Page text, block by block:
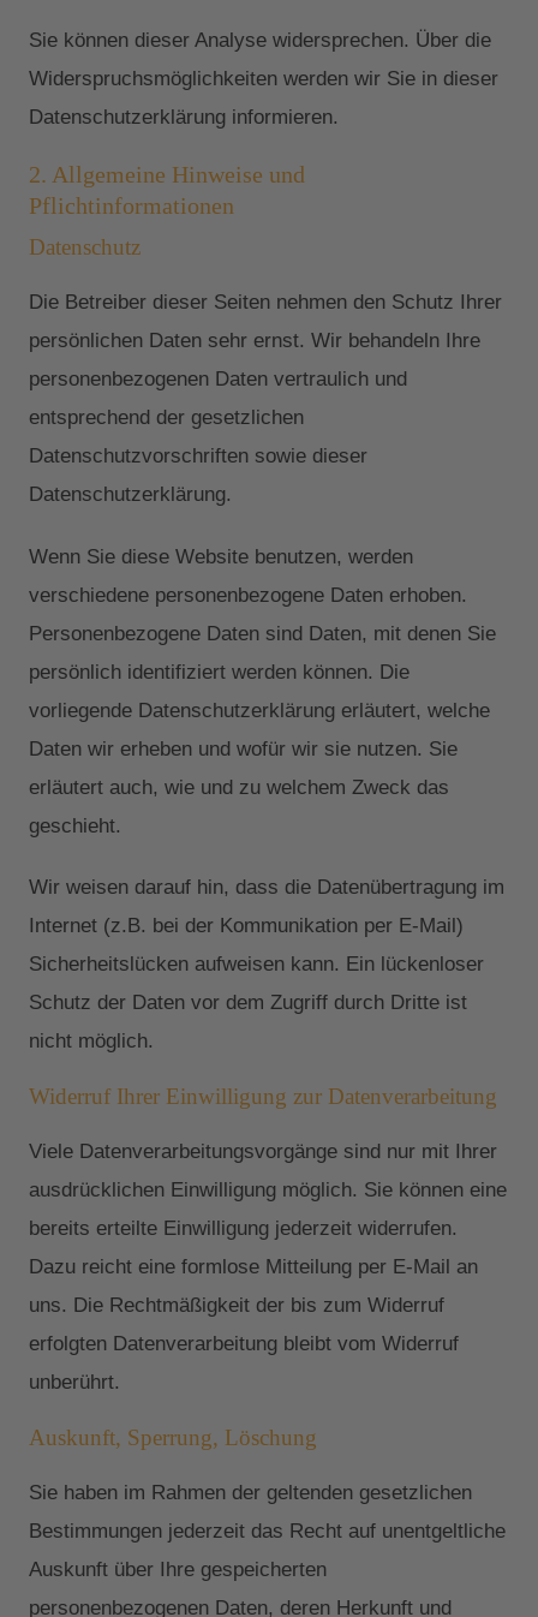
Sie können dieser Analyse widersprechen. Über die
Widerspruchsmöglichkeiten werden wir Sie in dieser
Datenschutzerklärung informieren.
2. Allgemeine Hinweise und
Pflichtinformationen
Datenschutz
Die Betreiber dieser Seiten nehmen den Schutz Ihrer
persönlichen Daten sehr ernst. Wir behandeln Ihre
personenbezogenen Daten vertraulich und
entsprechend der gesetzlichen
Datenschutzvorschriften sowie dieser
Datenschutzerklärung.
Wenn Sie diese Website benutzen, werden
verschiedene personenbezogene Daten erhoben.
Personenbezogene Daten sind Daten, mit denen Sie
persönlich identifiziert werden können. Die
vorliegende Datenschutzerklärung erläutert, welche
Daten wir erheben und wofür wir sie nutzen. Sie
erläutert auch, wie und zu welchem Zweck das
geschieht.
Wir weisen darauf hin, dass die Datenübertragung im
Internet (z.B. bei der Kommunikation per E-Mail)
Sicherheitslücken aufweisen kann. Ein lückenloser
Schutz der Daten vor dem Zugriff durch Dritte ist
nicht möglich.
Widerruf Ihrer Einwilligung zur Datenverarbeitung
Viele Datenverarbeitungsvorgänge sind nur mit Ihrer
ausdrücklichen Einwilligung möglich. Sie können eine
bereits erteilte Einwilligung jederzeit widerrufen.
Dazu reicht eine formlose Mitteilung per E-Mail an
uns. Die Rechtmäßigkeit der bis zum Widerruf
erfolgten Datenverarbeitung bleibt vom Widerruf
unberührt.
Auskunft, Sperrung, Löschung
Sie haben im Rahmen der geltenden gesetzlichen
Bestimmungen jederzeit das Recht auf unentgeltliche
Auskunft über Ihre gespeicherten
personenbezogenen Daten, deren Herkunft und